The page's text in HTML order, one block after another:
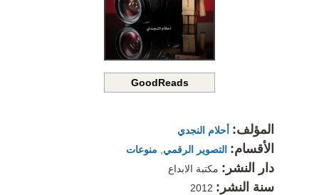
GoodReads
المؤلف: أحلام النجدي
الأقسام: التصوير الرقمي منوعات
دار النشر: مكتبة الابداع
سنة النشر: